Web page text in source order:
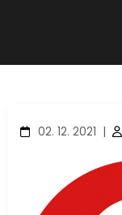
02. 12. 2021 |